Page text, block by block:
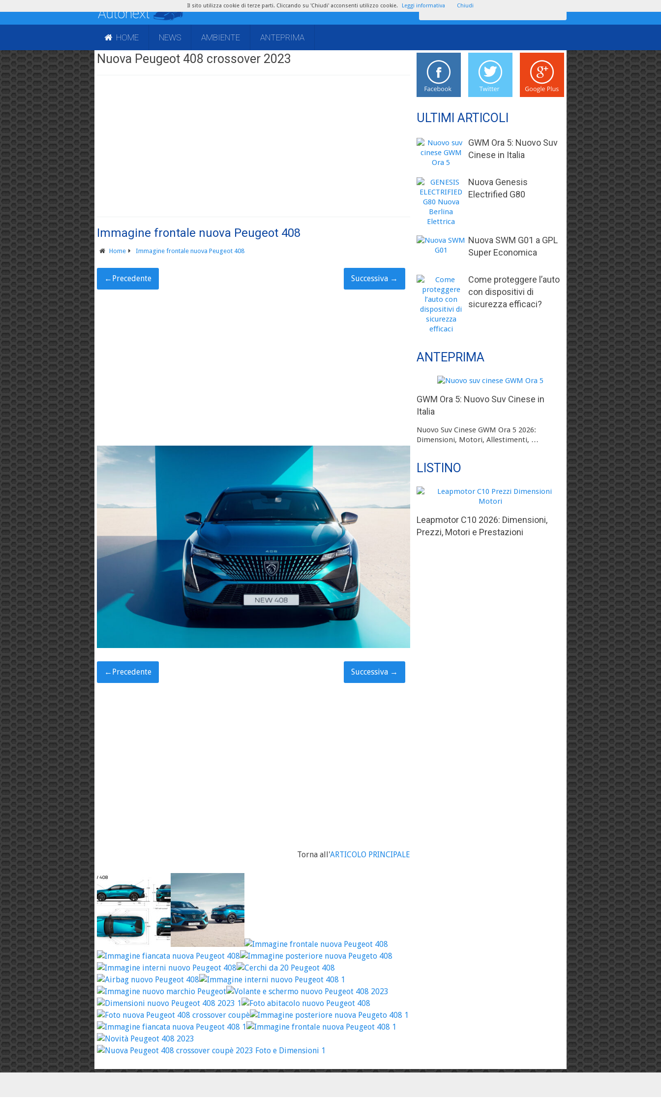
HOME NEWS AMBIENTE ANTEPRIMA
Nuova Peugeot 408 crossover 2023
Immagine frontale nuova Peugeot 408
Home Immagine frontale nuova Peugeot 408
← Precedente Successiva →
← Precedente Successiva →
Torna all'ARTICOLO PRINCIPALE
ULTIMI ARTICOLI
GWM Ora 5: Nuovo Suv
Cinese in Italia
Nuova Genesis
Electrified G80
Nuova SWM G01 a GPL
Super Economica
Come proteggere l’auto
con dispositivi di
sicurezza efficaci?
ANTEPRIMA
GWM Ora 5: Nuovo Suv Cinese in
Italia
Nuovo Suv Cinese GWM Ora 5 2026:
Dimensioni, Motori, Allestimenti, …
LISTINO
Leapmotor C10 2026: Dimensioni,
Prezzi, Motori e Prestazioni
Il sito utilizza cookie di terze parti. Cliccando su 'Chiudi' acconsenti utilizzo cookie. Leggi informativa Chiudi